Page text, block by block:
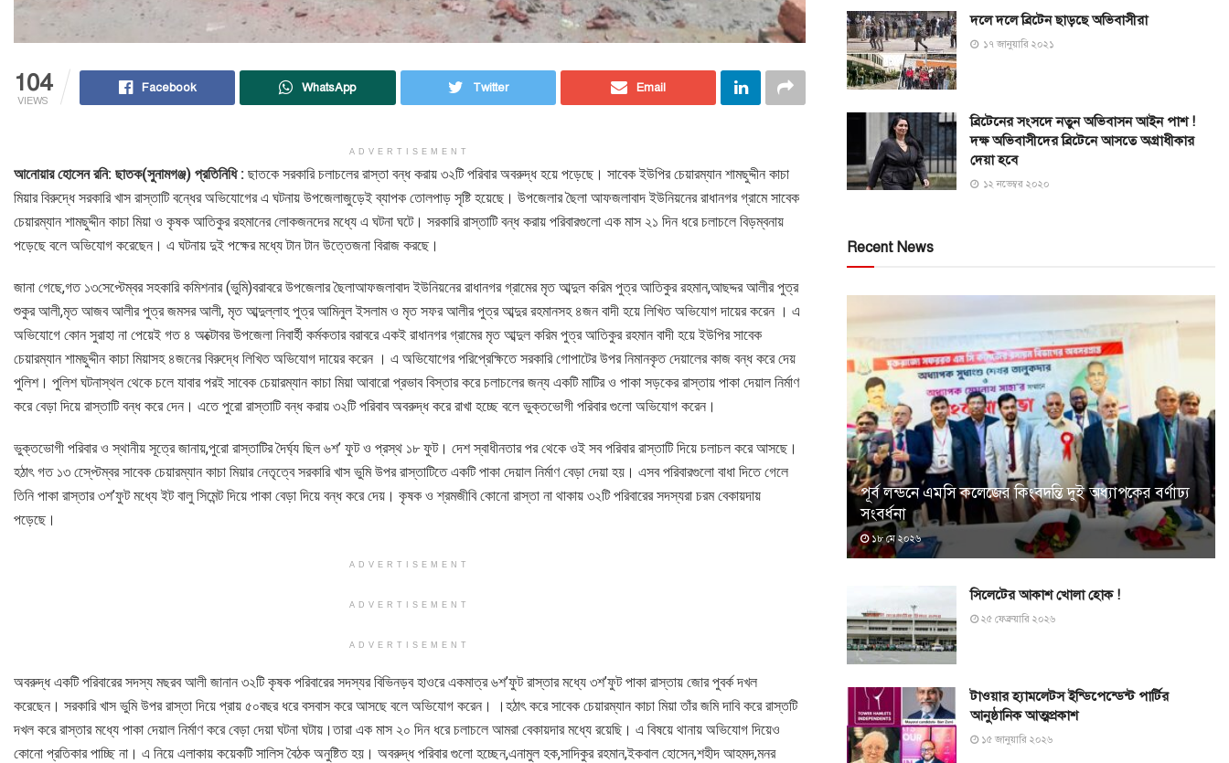
104
VIEWS
Facebook WhatsApp Twitter Email
ADVERTISEMENT
আনোয়ার হোসেন রনি: ছাতক(সুনামগঞ্জ) প্রতিনিধি : ছাতকে সরকারি চলাচলের রাস্তা বন্ধ করায় ৩২টি পরিবার অবরুদ্ধ হয়ে পড়েছে। সাবেক ইউপির চেয়ারম্যান শামছুদ্দীন কাচা
মিয়ার বিরুদ্ধে সরকারি খাস রাস্তাটি বন্ধের অভিযোগের এ ঘটনায় উপজেলাজুড়েই ব্যাপক তোলপাড় সৃষ্টি হয়েছে। উপজেলার ছৈলা আফজলাবাদ ইউনিয়নের রাধানগর গ্রামে সাবেক
চেয়ারম্যান শামছুদ্দীন কাচা মিয়া ও কৃষক আতিকুর রহমানের লোকজনদের মধ্যে এ ঘটনা ঘটে। সরকারি রাস্তাটি বন্ধ করায় পরিবারগুলো এক মাস ২১ দিন ধরে চলাচলে বিড়ম্বনায়
পড়েছে বলে অভিযোগ করেছেন। এ ঘটনায় দুই পক্ষের মধ্যে টান টান উত্তেজনা বিরাজ করছে।
জানা গেছে,গত ১৩সেপ্টেম্বর সহকারি কমিশনার (ভুমি)বরাবরে উপজেলার ছৈলাআফজলাবাদ ইউনিয়নের রাধানগর গ্রামের মৃত আব্দুল করিম পুত্র আতিকুর রহমান,আছদ্দর আলীর পুত্র
শুকুর আলী,মৃত আজব আলীর পুত্র জমসর আলী, মৃত আব্দুল্লাহ পুত্র আমিনুল ইসলাম ও মৃত সফর আলীর পুত্র আব্দুর রহমানসহ ৪জন বাদী হয়ে লিখিত অভিযোগ দায়ের করেন । এ
অভিযোগে কোন সুরাহা না পেয়েই গত ৪ অক্টোবর উপজেলা নিবার্হী কর্মকতার বরাবরে একই রাধানগর গ্রামের মৃত আব্দুল করিম পুত্র আতিকুর রহমান বাদী হয়ে ইউপির সাবেক
চেয়ারম্যান শামছুদ্দীন কাচা মিয়াসহ ৪জনের বিরুদ্ধে লিখিত অভিযোগ দায়ের করেন । এ অভিযোগের পরিপ্রেক্ষিতে সরকারি গোপাটের উপর নিমানকৃত দেয়ালের কাজ বন্ধ করে দেয়
পুলিশ। পুলিশ ঘটনাস্থল থেকে চলে যাবার পরই সাবেক চেয়ারম্যান কাচা মিয়া আবারো প্রভাব বিস্তার করে চলাচলের জন্য একটি মাটির ও পাকা সড়কের রাস্তায় পাকা দেয়াল নির্মাণ
করে বেড়া দিয়ে রাস্তাটি বন্ধ করে দেন। এতে পুরো রাস্তাটি বন্ধ করায় ৩২টি পরিবাব অবরুদ্ধ করে রাখা হচ্ছে বলে ভুক্তভোগী পরিবার গুলো অভিযোগ করেন।
ভুক্তভোগী পরিবার ও স্থানীয় সূত্রে জানায়,পুরো রাস্তাটির দৈর্ঘ্য ছিল ৬শ’ ফুট ও প্রস্থ ১৮ ফুট। দেশ স্বাধীনতার পর থেকে ওই সব পরিবার রাস্তাটি দিয়ে চলাচল করে আসছে।
হঠাৎ গত ১৩ সে্েপ্টম্বর সাবেক চেয়ারম্যান কাচা মিয়ার নেতৃত্বে সরকারি খাস ভুমি উপর রাস্তাটিতে একটি পাকা দেয়াল নির্মাণ বেড়া দেয়া হয়। এসব পরিবারগুলো বাধা দিতে গেলে
তিনি পাকা রাস্তার ৩শ’ফুট মধ্যে ইট বালু সিমেন্ট দিয়ে পাকা বেড়া দিয়ে বন্ধ করে দেয়। কৃষক ও শ্রমজীবি কোনো রাস্তা না থাকায় ৩২টি পরিবারের সদস্যরা চরম বেকায়দায়
পড়েছে।
ADVERTISEMENT
ADVERTISEMENT
ADVERTISEMENT
অবরুদ্ধ একটি পরিবারের সদস্য মছরব আলী জানান ৩২টি কৃষক পরিবারের সদস্যর বিভিনড়ব হাওরে একমাত্র ৬শ’ফুট রাস্তার মধ্যে ৩শ’ফুট পাকা রাস্তায় জোর পুবর্ক দখল
করেছেন। সরকারি খাস ভুমি উপর রাস্তা দিয়ে প্রায় ৫০বছর ধরে বসবাস করে আসছে বলে অভিযোগ করেন। ।হঠাৎ করে সাবেক চেয়ারম্যান কাচা মিয়া তাঁর জমি দাবি করে রাস্তটি
দখল করে রাস্তার মধ্যে পাকা দেয়াল নির্মাণ করে বেড়া দেয়া ঘটনা ঘটায়।তারা এক মাস ২০ দিন ধরে চলাচলে আমরা বেকায়দার মধ্যে রয়েছি। এ বিষয়ে থানায় অভিযোগ দিয়েও
কোনো প্রতিকার পাচ্ছি না। এ নিয়ে এলাকায় কয়েকটি সালিস বৈঠক অনুষ্টিত হয়। অবরুদ্ধ পরিবার গুলো হচ্ছেন,এনামুল হক,সাদিকুর রহমান,ইকবাল হোসেন,শহীদ আহমদ,মনর
দলে দলে ব্রিটেন ছাড়ছে অভিবাসীরা
১৭ জানুয়ারি ২০২১
ব্রিটেনের সংসদে নতুন অভিবাসন আইন পাশ !
দক্ষ অভিবাসীদের ব্রিটেনে আসতে অগ্রাধীকার
দেয়া হবে
১২ নভেম্বর ২০২০
Recent News
পূর্ব লন্ডনে এমসি কলেজের কিংবদন্তি দুই অধ্যাপকের বর্ণাঢ্য
সংবর্ধনা
১৮ মে ২০২৬
সিলেটের আকাশ খোলা হোক !
২৫ ফেব্রুয়ারি ২০২৬
টাওয়ার হ্যামলেটস ইন্ডিপেন্ডেন্ট পার্টির
আনুষ্ঠানিক আত্মপ্রকাশ
১৫ জানুয়ারি ২০২৬